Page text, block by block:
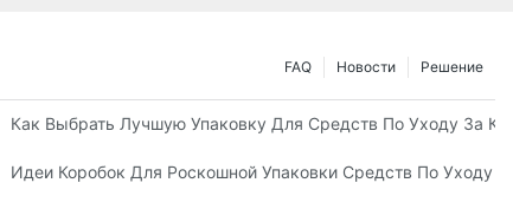
Решение
Новости
FAQ
Упаковочные Решения
Как Выбрать Лучшую Упаковку Для Средств По Уходу За
Повышающий Лояльность К Бренду
Идеи Коробок Для Роскошной Упаковки Средств По Уходу